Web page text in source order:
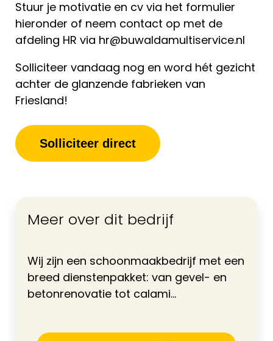
Stuur je motivatie en cv via het formulier
hieronder of neem contact op met de
afdeling HR via hr@buwaldamultiservice.nl
Solliciteer vandaag nog en word hét gezicht
achter de glanzende fabrieken van
Friesland!
Solliciteer direct
Meer over dit bedrijf
Wij zijn een schoonmaakbedrijf met een
breed dienstenpakket: van gevel- en
betonrenovatie tot calami...